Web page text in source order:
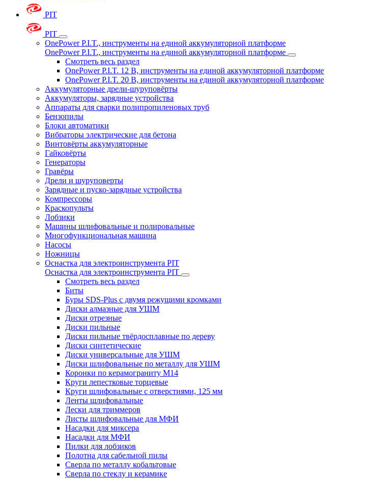
PIT
PIT
OnePower P.I.T., инструменты на единой аккумуляторной платформе
OnePower P.I.T., инструменты на единой аккумуляторной платформе
Смотреть весь раздел
OnePower P.I.T. 12 В, инструменты на единой аккумуляторной платформе
OnePower P.I.T. 20 В, инструменты на единой аккумуляторной платформе
Аккумуляторные дрели-шуруповёрты
Аккумуляторы, зарядные устройства
Аппараты для сварки полипропиленовых труб
Бензопилы
Блоки автоматики
Вибраторы электрические для бетона
Винтовёрты аккумуляторные
Гайковёрты
Генераторы
Гравёры
Дрели и шуруповерты
Зарядные и пуско-зарядные устройства
Компрессоры
Краскопульты
Лобзики
Машины шлифовальные и полировальные
Многофункциональная машина
Насосы
Ножницы
Оснастка для электроинструмента PIT
Оснастка для электроинструмента PIT
Смотреть весь раздел
Биты
Буры SDS-Plus c двумя режущими кромками
Диски алмазные для УШМ
Диски отрезные
Диски пильные
Диски пильные твёрдосплавные по дереву
Диски синтетические
Диски универсальные для УШМ
Диски шлифовальные по металлу для УШМ
Коронки по керамограниту M14
Круги лепестковые торцевые
Круги шлифовальные с отверстиями, 125 мм
Ленты шлифовальные
Лески для триммеров
Листы шлифовальные для МФИ
Насадки для миксера
Насадки для МФИ
Пилки для лобзиков
Полотна для сабельной пилы
Сверла по металлу кобальтовые
Сверла по стеклу и керамике